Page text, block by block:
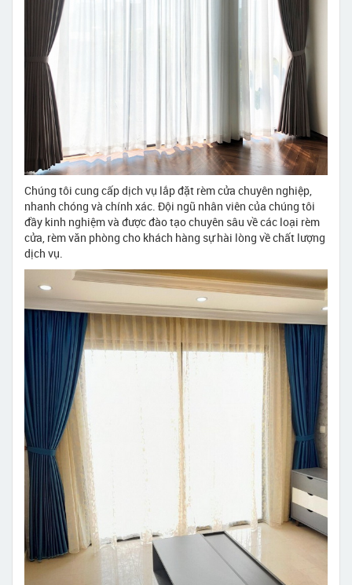
Chúng tôi cung cấp dịch vụ lắp đặt rèm cửa chuyên nghiệp,
nhanh chóng và chính xác. Đội ngũ nhân viên của chúng tôi
đầy kinh nghiệm và được đào tạo chuyên sâu về các loại rèm
cửa, rèm văn phòng cho khách hàng sự hài lòng về chất lượng
dịch vụ.